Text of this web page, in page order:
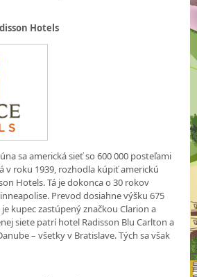
Hotels
sa americká sieť so 600 000 posteľami
v roku 1939, rozhodla kúpiť americkú
Hotels. Tá je dokonca o 30 rokov
Prevod dosiahne výšku 675
je kupec zastúpený značkou Clarion a
siete patrí hotel Radisson Blu Carlton a
– všetky v Bratislave. Tých sa však